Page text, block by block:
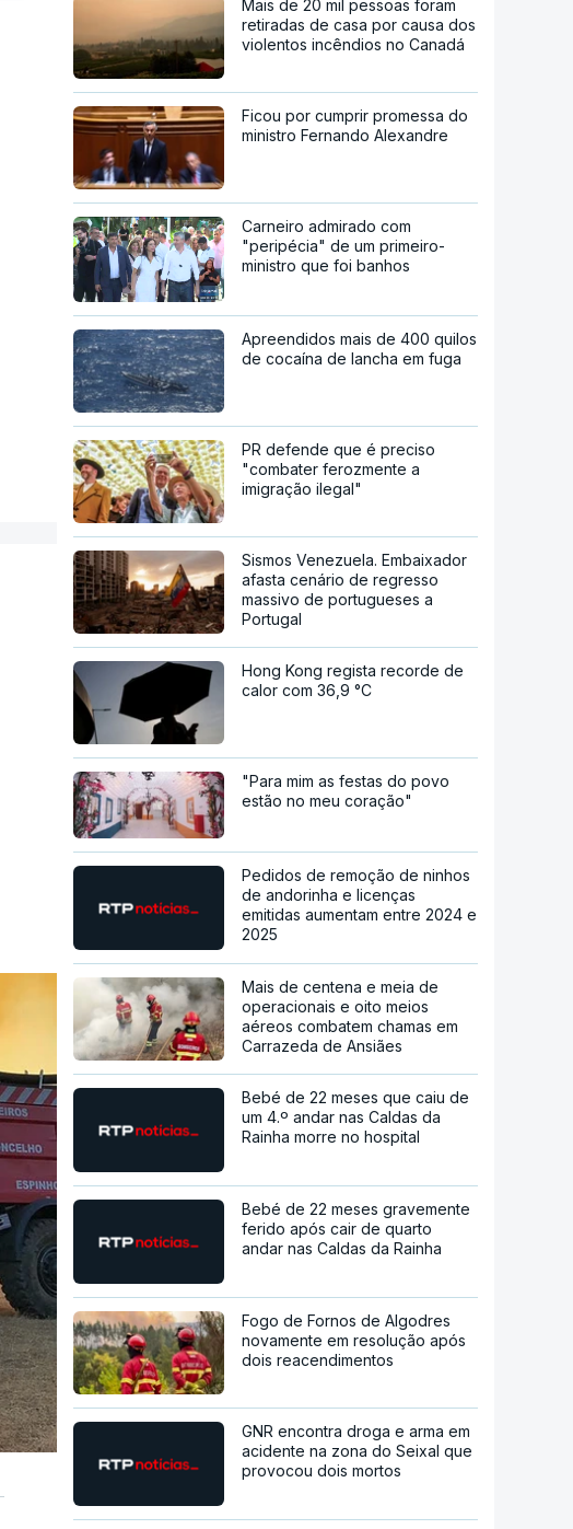
Mais de 20 mil pessoas foram
retiradas de casa por causa dos
violentos incêndios no Canadá
Ficou por cumprir promessa do
ministro Fernando Alexandre
Carneiro admirado com
"peripécia" de um primeiro-
ministro que foi banhos
Apreendidos mais de 400 quilos
de cocaína de lancha em fuga
PR defende que é preciso
"combater ferozmente a
imigração ilegal"
Sismos Venezuela. Embaixador
afasta cenário de regresso
massivo de portugueses a
Portugal
Hong Kong regista recorde de
calor com 36,9 °C
"Para mim as festas do povo
estão no meu coração"
Pedidos de remoção de ninhos
de andorinha e licenças
emitidas aumentam entre 2024 e
2025
Mais de centena e meia de
operacionais e oito meios
aéreos combatem chamas em
Carrazeda de Ansiães
Bebé de 22 meses que caiu de
um 4.º andar nas Caldas da
Rainha morre no hospital
Bebé de 22 meses gravemente
ferido após cair de quarto
andar nas Caldas da Rainha
Fogo de Fornos de Algodres
novamente em resolução após
dois reacendimentos
GNR encontra droga e arma em
acidente na zona do Seixal que
provocou dois mortos